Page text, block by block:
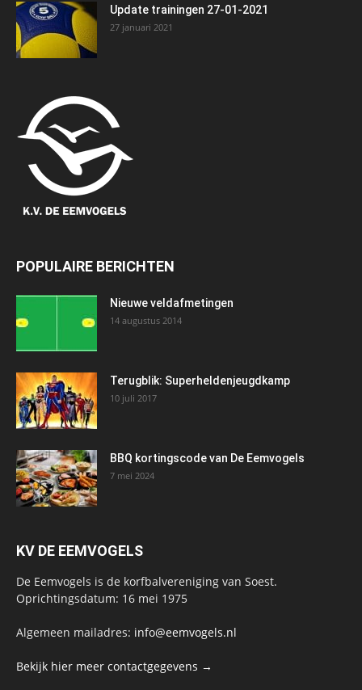
Update trainingen 27-01-2021
27 januari 2021
POPULAIRE BERICHTEN
Nieuwe veldafmetingen
14 augustus 2014
Terugblik: Superheldenjeugdkamp
10 juli 2017
BBQ kortingscode van De Eemvogels
7 mei 2024
KV DE EEMVOGELS
De Eemvogels is de korfbalvereniging van Soest.
Oprichtingsdatum: 16 mei 1975
Algemeen mailadres: info@eemvogels.nl
Bekijk hier meer contactgegevens →